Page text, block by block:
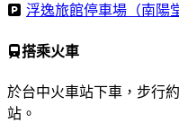
浮逸旅館停車場（南陽
搭乘火車
於台中火車站下車，步行
站。